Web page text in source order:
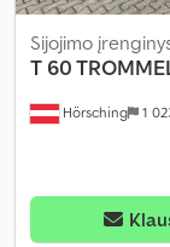
Hörsching 1
Sijojimo
T 60